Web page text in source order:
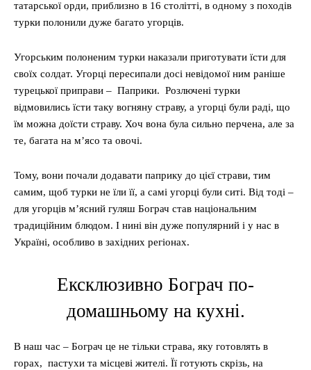
татарської орди, приблизно в 16 столітті, в одному з походів
турки полонили дуже багато угорців.
Угорським полоненим турки наказали приготувати їсти для
своїх солдат. Угорці пересипали досі невідомої ним раніше
турецької приправи – Паприки. Розлючені турки
відмовились їсти таку вогняну страву, а угорці були раді, що
їм можна доїсти страву. Хоч вона була сильно перчена, але за
те, багата на м’ясо та овочі.
Тому, вони почали додавати паприку до цієї страви, тим
самим, щоб турки не їли її, а самі угорці були ситі. Від тоді –
для угорців м’ясний гуляш Бограч став національним
традиційним блюдом. І нині він дуже популярний і у нас в
Україні, особливо в західних регіонах.
Ексклюзивно Бограч по-
домашньому на кухні.
В наш час – Бограч це не тільки страва, яку готовлять в
горах, пастухи та місцеві жителі. Її готують скрізь, на